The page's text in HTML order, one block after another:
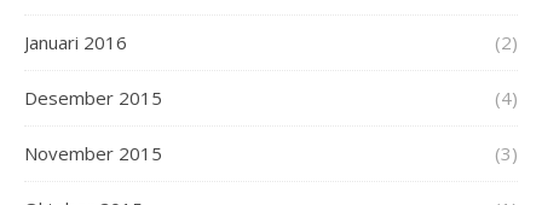
Januari 2016 (2)
Desember 2015 (4)
November 2015 (3)